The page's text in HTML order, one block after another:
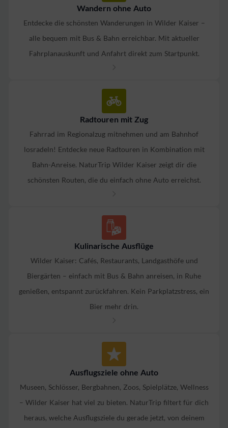
Wandern ohne Auto
Entdecke die schönsten Wanderungen in Wilder Kaiser –
alle bequem mit Bus & Bahn erreichbar. Mit aktueller
Fahrplanauskunft und Anfahrt direkt zum Startpunkt.
Radtouren mit Zug
Fahrrad im Regionalzug mitnehmen und am Bahnhof
losradeln! Entdecke neue Radtouren in Kombination mit
Bahn-Anreise. NaturTrip Wilder Kaiser zeigt dir die
schönsten Routen, die du einfach ohne Auto erreichst.
Kulinarische Ausflüge
Wilder Kaiser: Cafés, Restaurants, Landgasthöfe und
Biergärten – einfach mit Bus & Bahn anreisen, in Ruhe
genießen, entspannt zurückfahren. Kein Parkplatzstress, ein
Bier mehr drin.
Ausflugsziele ohne Auto
Museen, Schlösser, Bergbahnen, Zoos, Spielplätze, Wellness
– Wilder Kaiser hat viel zu bieten. NaturTrip filtert für dich
heraus, welche Ausflugsziele du gerade jetzt, von deinem